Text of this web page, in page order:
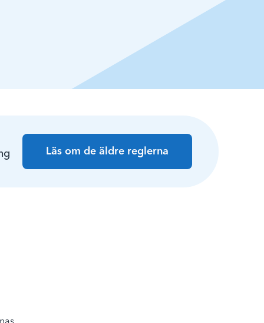
Läs om de äldre reglerna